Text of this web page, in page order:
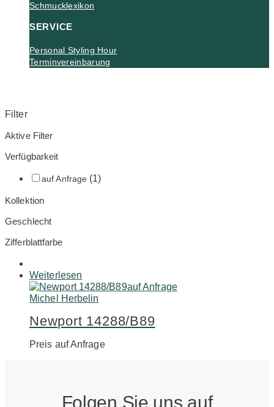
Schmucklexikon
SERVICE
Personal Styling Hour
Terminvereinbarung
Filter
Aktive Filter
Verfügbarkeit
auf Anfrage (1)
Kollektion
Geschlecht
Zifferblattfarbe
Weiterlesen
auf Anfrage
Michel Herbelin
Newport 14288/B89
Preis auf Anfrage
Folgen Sie uns auf